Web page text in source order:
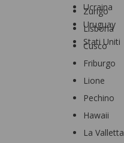
Ucraina
Uruguay
Stati Uniti
Zurigo
Lisbona
Cusco
Friburgo
Lione
Pechino
Hawaii
La Valletta